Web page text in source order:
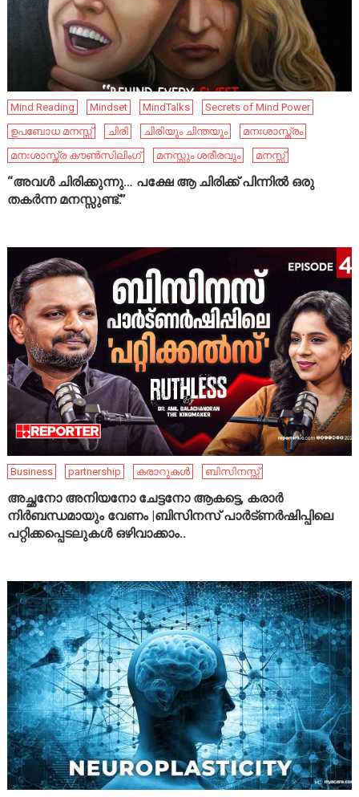
Mind Reading Mindset MindTalks
Secrets of Mind Power
ഉപബോധ മനസ്സ്
ചിരി ചിരിയും ചിന്തയും
മനഃശാസ്ത്രം
മനഃശാസ്ത്ര കൗൺസിലിംഗ്
മനസ്സും ശരീരവും മനസ്സ്
“അവൾ ചിരിക്കുന്നു… പക്ഷേ ആ ചിരിക്ക് പിന്നിൽ ഒരു
തകർന്ന മനസ്സുണ്ട്.”
Business partnership കരാറുകൾ ബിസിനസ്സ്
അച്ഛനോ അനിയനോ ചേട്ടനോ ആകട്ടെ, കരാർ
നിർബന്ധമായും വേണം |ബിസിനസ് പാർട്ണർഷിപ്പിലെ
പറ്റിക്കപ്പെടലുകൾ ഒഴിവാക്കാം..